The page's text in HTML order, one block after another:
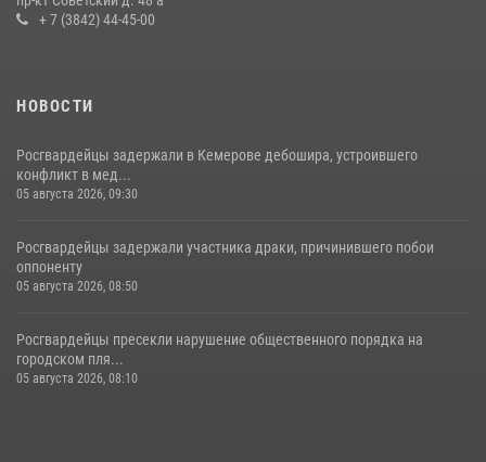
+ 7 (3842) 44-45-00
НОВОСТИ
Росгвардейцы задержали в Кемерове дебошира, устроившего
конфликт в мед...
05 августа 2026, 09:30
Росгвардейцы задержали участника драки, причинившего побои
оппоненту
05 августа 2026, 08:50
Росгвардейцы пресекли нарушение общественного порядка на
городском пля...
05 августа 2026, 08:10